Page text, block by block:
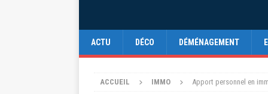
ACTU DÉCO DÉMÉNAGEMENT
ACCUEIL IMMO Apport personnel en